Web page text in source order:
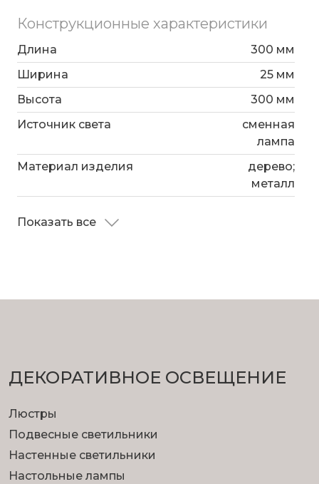
Конструкционные характеристики
Длина
300 мм
Ширина
25 мм
Высота
300 мм
Источник света
сменная
лампа
Материал изделия
дерево;
металл
Показать все
ДЕКОРАТИВНОЕ ОСВЕЩЕНИЕ
Люстры
Подвесные светильники
Настенные светильники
Настольные лампы